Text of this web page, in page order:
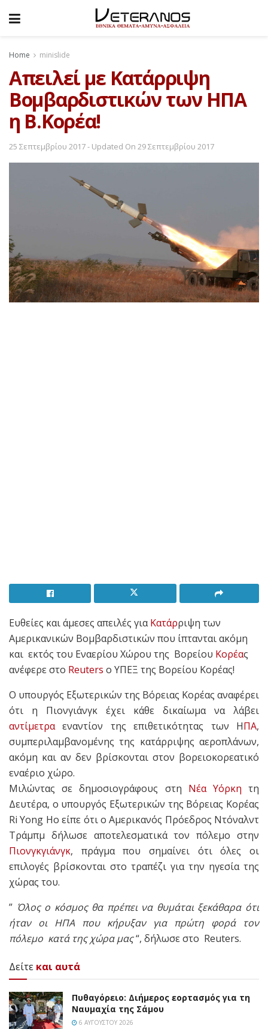
Home minislide
Απειλεί με Κατάρριψη
Βομβαρδιστικών των ΗΠΑ
η Β.Κορέα!
25 Σεπτεμβρίου 2017 - Updated On 29 Σεπτεμβρίου 2017
Ευθείες και άμεσες απειλές γιαΚατάρριψη των
Αμερικανικών Βομβαρδιστικών που ίπτανται ακόμη
και εκτός του Εναερίου Χώρου της Βορείου Κορέας
ανέφερε στο Reuters ο ΥΠΕΞ της Βορείου Κορέας!
Ο υπουργός Εξωτερικών της Βόρειας Κορέας αναφέρει
ότι η Πιονγιάνγκ έχει κάθε δικαίωμα να λάβει
αντίμετραεναντίον της επιθετικότητας των ΗΠΑ,
συμπεριλαμβανομένης της κατάρριψης αεροπλάνων,
ακόμη και αν δεν βρίσκονται στον βορειοκορεατικό
εναέριο χώρο.
Μιλώντας σε δημοσιογράφους στη Νέα Υόρκη τη
Δευτέρα, ο υπουργός Εξωτερικών της Βόρειας Κορέας
Ri Yong Ho είπε ότι ο Αμερικανός Πρόεδρος Ντόναλντ
Τράμπμ δήλωσε αποτελεσματικά τον πόλεμο στην
Πιονγκγιάνγκ, πράγμα που σημαίνει ότι όλες οι
επιλογές βρίσκονται στο τραπέζι για την ηγεσία της
χώρας του.
” Όλος ο κόσμος θα πρέπει να θυμάται ξεκάθαρα ότι
ήταν οι ΗΠΑ που κήρυξαν για πρώτη φορά τον
πόλεμο κατά της χώρα μας“, δήλωσε στο Reuters.
Δείτε και αυτά
Πυθαγόρειο: Διήμερος εορτασμός για τη
Ναυμαχία της Σάμου
6 ΑΥΓΟΎΣΤΟΥ 2026